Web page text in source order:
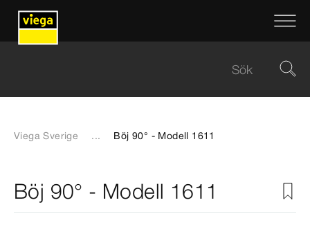
Viega Sverige ... Böj 90° - Modell 1611
Böj 90° - Modell 1611